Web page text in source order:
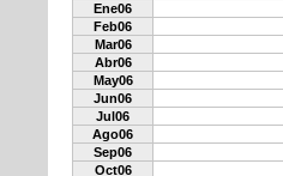
Ene06
Feb06
Mar06
Abr06
May06
Jun06
Jul06
Ago06
Sep06
Oct06